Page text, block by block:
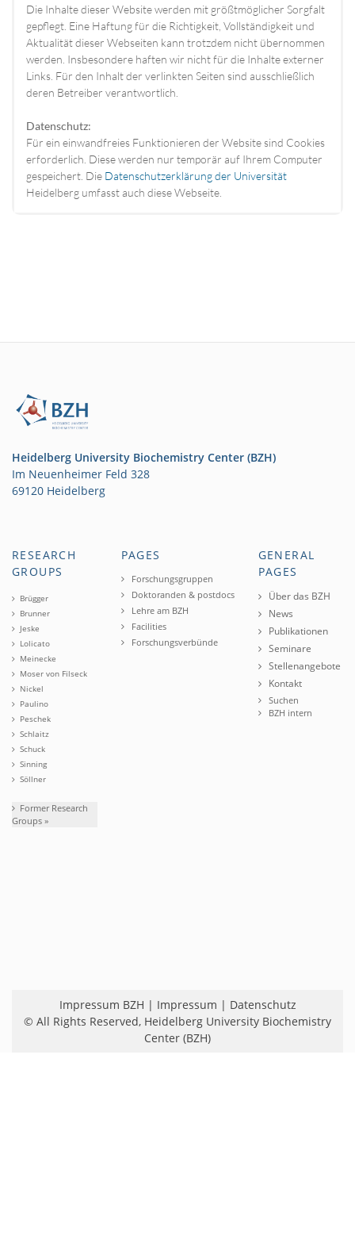
Die Inhalte dieser Website werden mit größtmöglicher Sorgfalt
gepflegt. Eine Haftung für die Richtigkeit, Vollständigkeit und
Aktualität dieser Webseiten kann trotzdem nicht übernommen
werden. Insbesondere haften wir nicht für die Inhalte externer
Links. Für den Inhalt der verlinkten Seiten sind ausschließlich
deren Betreiber verantwortlich.
Datenschutz:
Für ein einwandfreies Funktionieren der Website sind Cookies
erforderlich. Diese werden nur temporär auf Ihrem Computer
gespeichert. Die Datenschutzerklärung der Universität
Heidelberg umfasst auch diese Webseite.
Heidelberg University Biochemistry Center (BZH)
Im Neuenheimer Feld 328
69120 Heidelberg
RESEARCH
GROUPS
Brügger
Brunner
Jeske
Lolicato
Meinecke
Moser von Filseck
Nickel
Paulino
Peschek
Schlaitz
Schuck
Sinning
Söllner
Former Research
Groups »
PAGES
Forschungsgruppen
Doktoranden & postdocs
Lehre am BZH
Facilities
Forschungsverbünde
GENERAL
PAGES
Über das BZH
News
Publikationen
Seminare
Stellenangebote
Kontakt
Suchen
BZH intern
Impressum BZH | Impressum | Datenschutz
© All Rights Reserved, Heidelberg University Biochemistry
Center (BZH)